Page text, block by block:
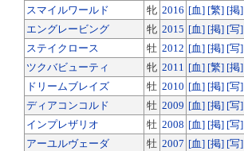
スマイルワールド
牝 2016 [血] [繁] [掲]
エングレービング
牝 2015 [血] [掲] [写]
ステイクロース
牡 2012 [血] [掲] [写]
ツクバビューティ
牝 2011 [血] [繁] [掲]
ドリームブレイズ
牡 2010 [血] [掲] [写]
ディアコンコルド
牡 2009 [血] [掲] [写]
インプレザリオ
牡 2008 [血] [掲] [写]
アーユルヴェーダ
牡 2007 [血] [掲] [写]